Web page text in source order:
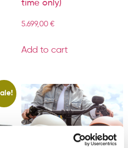
time only)
5.699,00 €
Add to cart